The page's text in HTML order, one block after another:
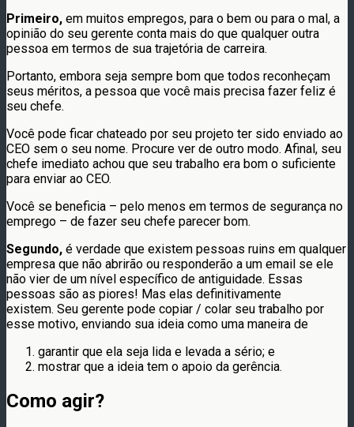
Primeiro, em muitos empregos, para o bem ou para o mal, a
opinião do seu gerente conta mais do que qualquer outra
pessoa em termos de sua trajetória de carreira.
Portanto, embora seja sempre bom que todos reconheçam
seus méritos, a pessoa que você mais precisa fazer feliz é
seu chefe.
Você pode ficar chateado por seu projeto ter sido enviado ao
CEO sem o seu nome. Procure ver de outro modo. Afinal, seu
chefe imediato achou que seu trabalho era bom o suficiente
para enviar ao CEO.
Você se beneficia – pelo menos em termos de segurança no
emprego – de fazer seu chefe parecer bom.
Segundo, é verdade que existem pessoas ruins em qualquer
empresa que não abrirão ou responderão a um email se ele
não vier de um nível específico de antiguidade. Essas
pessoas são as piores! Mas elas definitivamente
existem. Seu gerente pode copiar / colar seu trabalho por
esse motivo, enviando sua ideia como uma maneira de
garantir que ela seja lida e levada a sério; e
mostrar que a ideia tem o apoio da gerência.
Como agir?